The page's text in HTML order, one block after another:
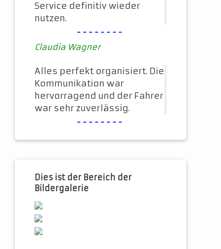
Service definitiv wieder
nutzen.
--------
Claudia Wagner
Alles perfekt organisiert. Die
Kommunikation war
hervorragend und der Fahrer
war sehr zuverlässig.
--------
Dies ist der Bereich der
Bildergalerie